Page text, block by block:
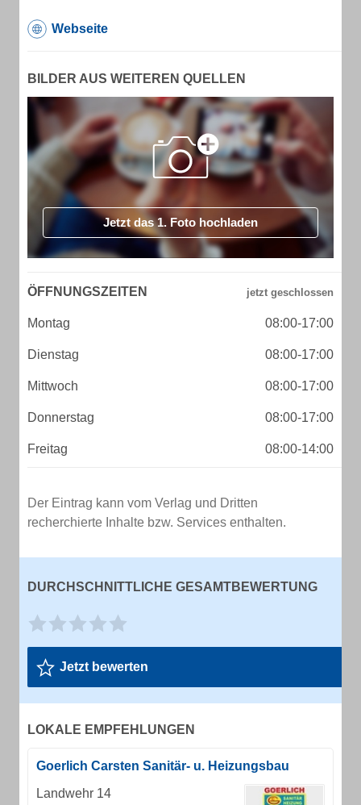
Webseite
BILDER AUS WEITEREN QUELLEN
Jetzt das 1. Foto hochladen
ÖFFNUNGSZEITEN
Montag 08:00-17:00
Dienstag 08:00-17:00
Mittwoch 08:00-17:00
Donnerstag 08:00-17:00
Freitag 08:00-14:00
Der Eintrag kann vom Verlag und Dritten
recherchierte Inhalte bzw. Services enthalten.
DURCHSCHNITTLICHE GESAMTBEWERTUNG
Jetzt bewerten
LOKALE EMPFEHLUNGEN
Goerlich Carsten Sanitär- u. Heizungsbau
Landwehr 14